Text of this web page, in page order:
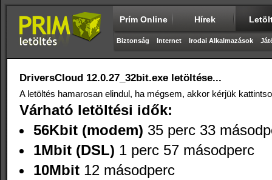
Prím Online Hírek
Biztonság Internet Irodai Alkalmazások
DriversCloud 12.0.27_32bit.exe letöltése...
A letöltés hamarosan elindul, ha mégsem, akkor kérjük
Várható letöltési idők:
56Kbit (modem) 35 perc 33
1Mbit (DSL) 1 perc 57 másodperc
10Mbit 12 másodperc